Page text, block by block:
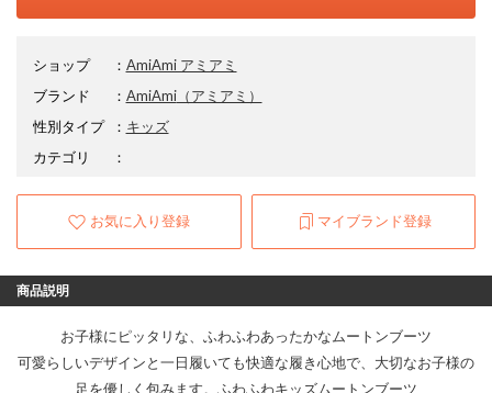
ショップ ： AmiAmi アミアミ
ブランド
： AmiAmi（アミアミ）
性別タイプ
： キッズ
カテゴリ
：
お気に入り登録 マイブランド登録
商品説明
お子様にピッタリな、ふわふわあったかなムートンブーツ
可愛らしいデザインと一日履いても快適な履き心地で、大切なお子様の
足を優しく包みます。ふわふわキッズムートンブーツ